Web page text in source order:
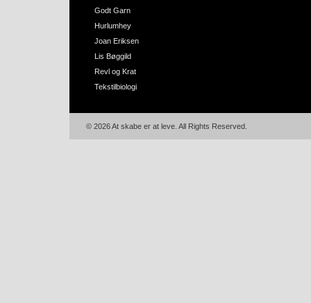
Godt Garn
Hurlumhey
Joan Eriksen
Lis Bøggild
Revl og Krat
Tekstilbiologi
© 2026 At skabe er at leve. All Rights Reserved.